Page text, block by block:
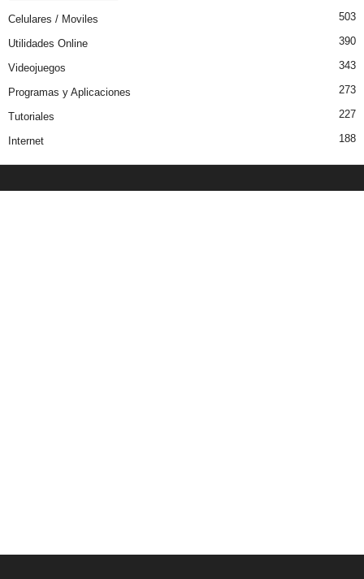
Celulares / Moviles 503
Utilidades Online 390
Videojuegos 343
Programas y Aplicaciones 273
Tutoriales 227
Internet 188